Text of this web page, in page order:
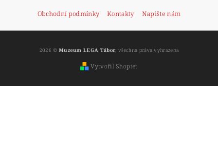
Obchodní podmínky Kontakty Napište nám
2026 © Muzeum LEGA Tábor , všechna práva vyhrazena
Vytvořil Shoptet